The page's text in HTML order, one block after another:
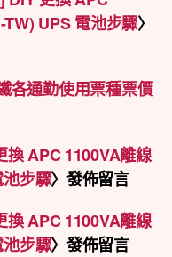
UPS 電池步驟〉
各通勤使用票種票價
APC 1100VA離線
步驟〉發佈留言
APC 1100VA離線
步驟〉發佈留言